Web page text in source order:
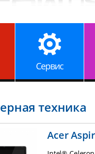
Сервис
техника
Acer